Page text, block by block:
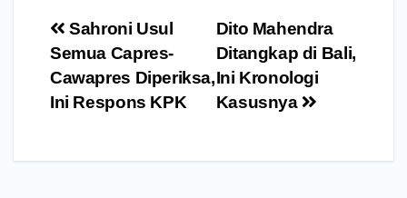
Navigasi
pos
Dito Mahendra
Ditangkap di Bali,
Ini Kronologi
Kasusnya
Sahroni Usul
Semua Capres-
Cawapres Diperiksa,
Ini Respons KPK